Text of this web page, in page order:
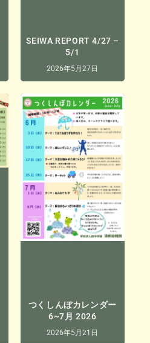
SEIWA REPORT 4/27 –
5/1
2026年5月27日
つくしんぼカレンダー
6~7月 2026
2026年5月21日